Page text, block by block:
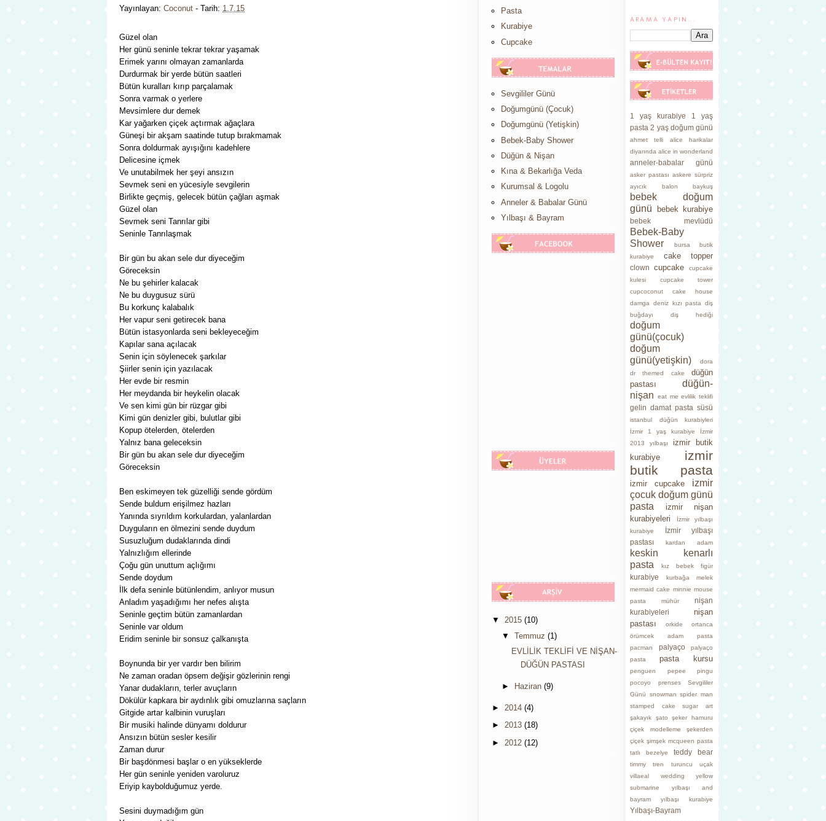
ARAMA YAPIN...
1 yaş kurabiye
1 yaş
pasta 2 yaş doğum günü
ahmet telli
alice harikalar
diyarında alice in wonderland
anneler-babalar günü
asker pastası askere sürpriz
ayıcık
balon baykuş
bebek doğum
günü
bebek kurabiye
bebek mevlüdü
Bebek-Baby
Shower
bursa butik
kurabiye
cake topper
clown cupcake
cupcake
kulesi
cupcake tower
cupcoconut cake house
damga
deniz kızı pasta
diş
buğdayı
diş hediği
doğum
günü(çocuk)
doğum
günü(yetişkin)
dora
dr themed cake
düğün
pastası
düğün-
nişan
eat me evlilik teklifi
gelin damat pasta süsü
istanbul düğün kurabiyleri
İzmir 1 yaş kurabiye
İzmir
2013 yılbaşı
izmir butik
kurabiye
izmir
butik pasta
izmir cupcake
izmir
çocuk doğum günü
pasta
izmir nişan
kurabiyeleri
İzmir yılbaşı
kurabiye
İzmir yılbaşı
pastası
kardan adam
keskin kenarlı
pasta
kız bebek figür
kurabiye kurbağa
melek
mermaid cake minnie mouse
pasta
mühür
nişan
kurabiyeleri
nişan
pastası
orkide
ortanca
örümcek adam pasta
pacman
palyaço
palyaço
pasta
pasta kursu
penguen pepee
pingu
pocoyo
prenses
Sevgililer
Günü
snowman spider man
stamped cake
sugar art
şakayık
şato
şeker hamuru
çiçek modelleme
şekerden
çiçek şimşek mcqueen pasta
tatlı bezelye
teddy bear
timmy tren turuncu
uçak
villaeal
wedding
yellow
submarine
yılbaşı and
bayram
yılbaşı kurabiye
Yılbaşı-Bayram
Yayınlayan: Coconut - Tarih: 1.7.15
Güzel olan
Her günü seninle tekrar tekrar yaşamak
Erimek yarını olmayan zamanlarda
Durdurmak bir yerde bütün saatleri
Bütün kuralları kırıp parçalamak
Sonra varmak o yerlere
Mevsimlere dur demek
Kar yağarken çiçek açtırmak ağaçlara
Güneşi bir akşam saatinde tutup bırakmamak
Sonra doldurmak ayışığını kadehlere
Delicesine içmek
Ve unutabilmek her şeyi ansızın
Sevmek seni en yücesiyle sevgilerin
Birlikte geçmiş, gelecek bütün çağları aşmak
Güzel olan
Sevmek seni Tanrılar gibi
Seninle Tanrılaşmak
Bir gün bu akan sele dur diyeceğim
Göreceksin
Ne bu şehirler kalacak
Ne bu duygusuz sürü
Bu korkunç kalabalık
Her vapur seni getirecek bana
Bütün istasyonlarda seni bekleyeceğim
Kapılar sana açılacak
Senin için söylenecek şarkılar
Şiirler senin için yazılacak
Her evde bir resmin
Her meydanda bir heykelin olacak
Ve sen kimi gün bir rüzgar gibi
Kimi gün denizler gibi, bulutlar gibi
Kopup ötelerden, ötelerden
Yalnız bana geleceksin
Bir gün bu akan sele dur diyeceğim
Göreceksin
Ben eskimeyen tek güzelliği sende gördüm
Sende buldum erişilmez hazları
Yanında sıyrıldım korkulardan, yalanlardan
Duyguların en ölmezini sende duydum
Susuzluğum dudaklarında dindi
Yalnızlığım ellerinde
Çoğu gün unuttum açlığımı
Sende doydum
İlk defa seninle bütünlendim, anlıyor musun
Anladım yaşadığımı her nefes alışta
Seninle geçtim bütün zamanlardan
Seninle var oldum
Eridim seninle bir sonsuz çalkanışta
Boynunda bir yer vardır ben bilirim
Ne zaman oradan öpsem değişir gözlerinin rengi
Yanar dudakların, terler avuçların
Dökülür kapkara bir aydınlık gibi omuzlarına saçların
Gitgide artar kalbinin vuruşları
Bir musiki halinde dünyamı doldurur
Ansızın bütün sesler kesilir
Zaman durur
Bir başdönmesi başlar o en yükseklerde
Her gün seninle yeniden varoluruz
Eriyip kaybolduğumuz yerde.
Sesini duymadığım gün
Pasta
Kurabiye
Cupcake
Sevgililer Günü
Doğumgünü (Çocuk)
Doğumgünü (Yetişkin)
Bebek-Baby Shower
Düğün & Nişan
Kına & Bekarlığa Veda
Kurumsal & Logolu
Anneler & Babalar Günü
Yılbaşı & Bayram
▼ 2015 (10)
▼ Temmuz (1)
EVLİLİK TEKLİFİ VE NİŞAN-
DÜĞÜN PASTASI
► Haziran (9)
► 2014 (4)
► 2013 (18)
► 2012 (12)